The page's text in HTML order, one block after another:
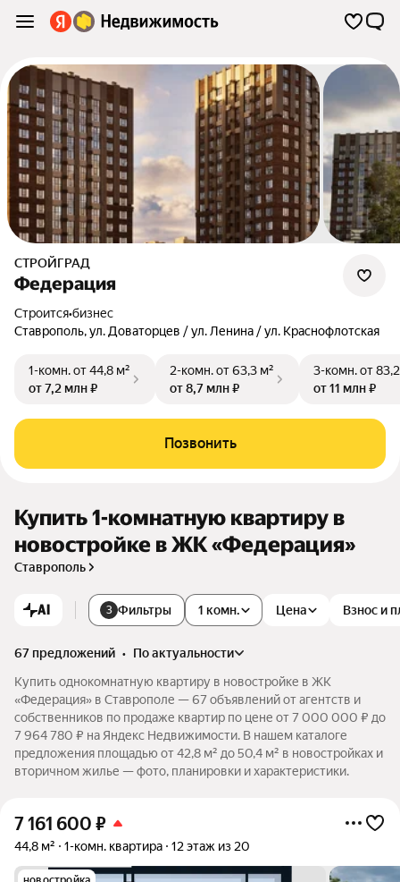
СТРОЙГРАД
Федерация
Строится•бизнес
Ставрополь,ул. Доваторцев / ул. Ленина / ул. Краснофлотская
1-комн.от 44,8 м²
от 7,2 млн ₽
2-комн.от 63,3 м²
от 8,7 млн ₽
3-комн.от
от 11 млн ₽
Позвонить
Купить 1-комнатную квартиру в
новостройке в ЖК «Федерация»
Ставрополь
AI 3 Фильтры Цена Взнос и
1 комн.
67 предложений •
по актуальности
Купить однокомнатную квартиру в новостройке в ЖК
«Федерация» в Ставрополе — 67 объявлений от агентств и
собственников по продаже квартир по цене от 7 000 000 ₽ до
7 964 780 ₽ на Яндекс Недвижимости. В нашем каталоге
предложения площадью от 42,8 м² до 50,4 м² в новостройках и
вторичном жилье — фото, планировки и характеристики.
7 161 600 ₽
44,8 м² 1-комн. квартира 12 этаж из 20